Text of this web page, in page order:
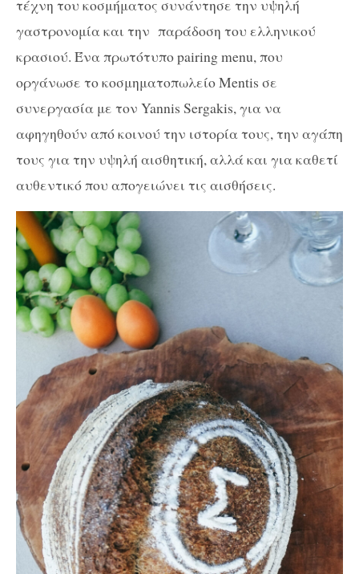
τέχνη του κοσμήματος συνάντησε την υψηλή
γαστρονομία και την παράδοση του ελληνικού
κρασιού. Ένα πρωτότυπο pairing menu, που
οργάνωσε το κοσμηματοπωλείο Mentis σε
συνεργασία με τον Yannis Sergakis, για να
αφηγηθούν από κοινού την ιστορία τους, την αγάπη
τους για την υψηλή αισθητική, αλλά και για καθετί
αυθεντικό που απογειώνει τις αισθήσεις.